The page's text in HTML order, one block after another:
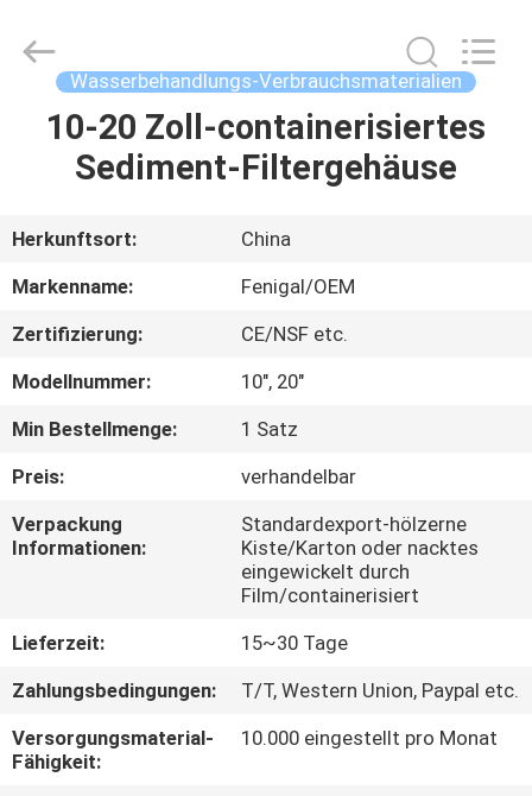
HAUS
ÜBER
UNS
FABRIK-
AUSFLUG
QUALITÄTSKONTROLLE
SIE
UNS
IN
Reserved.
Wasserbehandlungs-Verbrauchsmaterialien
10-20 Zoll-containerisiertes
Sediment-Filtergehäuse
Herkunftsort:
China
Markenname:
Fenigal/OEM
Zertifizierung:
CE/NSF etc.
Modellnummer:
10", 20"
Min Bestellmenge:
1 Satz
Preis:
verhandelbar
Verpackung
Informationen:
Standardexport-hölzerne
Kiste/Karton oder nacktes
eingewickelt durch
Film/containerisiert
Lieferzeit:
15~30 Tage
Zahlungsbedingungen:
T/T, Western Union, Paypal etc.
Versorgungsmaterial-
Fähigkeit:
10.000 eingestellt pro Monat